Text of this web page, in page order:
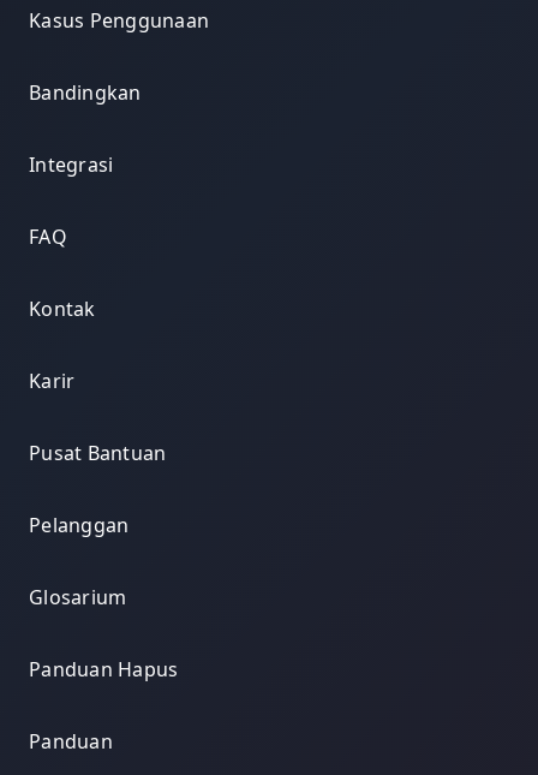
Kasus Penggunaan
Bandingkan
Integrasi
FAQ
Kontak
Karir
Pusat Bantuan
Pelanggan
Glosarium
Panduan Hapus
Panduan